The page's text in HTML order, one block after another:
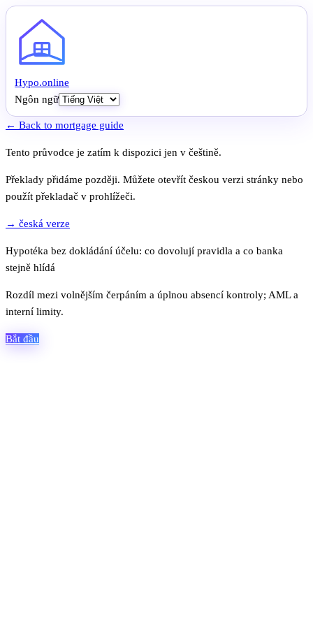
Hypo.online
Ngôn ngữ
← Back to mortgage guide
Tento průvodce je zatím k dispozici jen v češtině.
Překlady přidáme později. Můžete otevřít českou verzi stránky nebo
použít překladač v prohlížeči.
→ česká verze
Hypotéka bez dokládání účelu: co dovolují pravidla a co banka
stejně hlídá
Rozdíl mezi volnějším čerpáním a úplnou absencí kontroly; AML a
interní limity.
Bắt đầu